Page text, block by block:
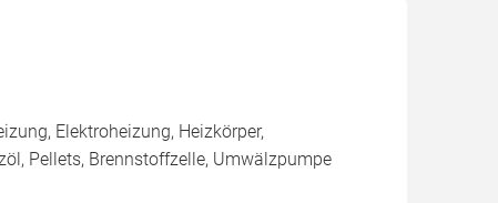
Elektroheizung, Heizkörper,
Pellets, Brennstoffzelle, Umwälzpumpe